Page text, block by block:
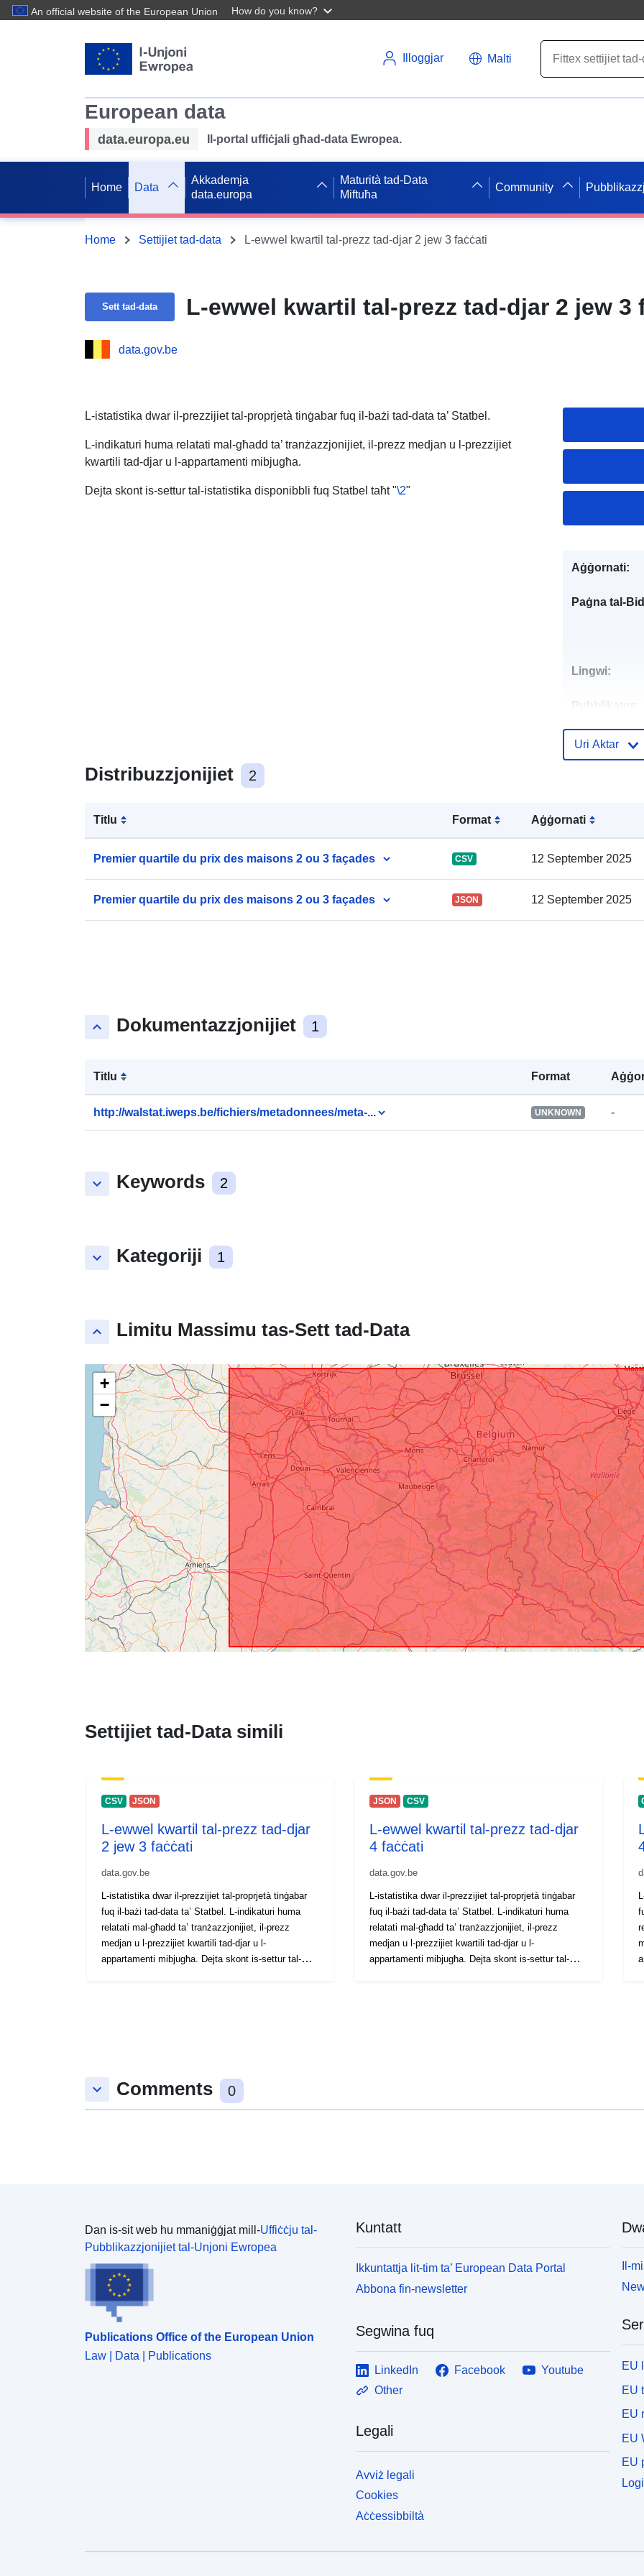
An official website of the European Union How do you know?
Illoggjar Malti
European data
data.europa.eu Il-portal uffiċjali għad-data Ewropea.
Home Data
Akkademja
data.europa
Maturità tad-Data
Miftuħa
Community
Home Settijiet tad-data L-ewwel kwartil tal-prezz tad-djar 2 jew 3 faċċati
Sett tad-data L-ewwel kwartil tal-prezz tad-djar 2 jew 3
data.gov.be
L-istatistika dwar il-prezzijiet tal-proprjetà tinġabar fuq il-bażi tad-data ta’ Statbel.
L-indikaturi huma relatati mal-għadd ta’ tranżazzjonijiet, il-prezz medjan u l-prezzijiet
kwartili tad-djar u l-appartamenti mibjugħa.
Dejta skont is-settur tal-istatistika disponibbli fuq Statbel taħt "\2"
Distribuzzjonijiet 2
Titlu Format Aġġornati
Premier quartile du prix des maisons 2 ou 3 façades CSV 12 September 2025
Premier quartile du prix des maisons 2 ou 3 façades JSON 12 September 2025
keyboard_arrow_up Dokumentazzjonijiet 1
Titlu Format
http://walstat.iweps.be/fichiers/metadonnees/meta-... UNKNOWN -
keyboard_arrow_down Keywords 2
keyboard_arrow_down Kategoriji 1
keyboard_arrow_up Limitu Massimu tas-Sett tad-Data
+
−
Aġġornati:
Paġna tal-
Lingwi:
Pubblikatur:
Punti ta'
Reġistru tal-
Aċċess:
Uri Aktar
Settijiet tad-Data simili
CSV JSON
L-ewwel kwartil tal-prezz tad-djar
2 jew 3 faċċati
data.gov.be
L-istatistika dwar il-prezzijiet tal-proprjetà tinġabar
fuq il-bażi tad-data ta’ Statbel. L-indikaturi huma
relatati mal-għadd ta’ tranżazzjonijiet, il-prezz
medjan u l-prezzijiet kwartili tad-djar u l-
appartamenti mibjugħa. Dejta skont is-settur tal-
JSON CSV
L-ewwel kwartil tal-prezz tad-djar
4 faċċati
data.gov.be
L-istatistika dwar il-prezzijiet tal-proprjetà tinġabar
fuq il-bażi tad-data ta’ Statbel. L-indikaturi huma
relatati mal-għadd ta’ tranżazzjonijiet, il-prezz
medjan u l-prezzijiet kwartili tad-djar u l-
appartamenti mibjugħa. Dejta skont is-settur tal-
keyboard_arrow_down Comments 0
Dan is-sit web hu mmaniġġjat mill-Uffiċċju tal-
Pubblikazzjonijiet tal-Unjoni Ewropea
Publications Office of the European Union
Law | Data | Publications
Kuntatt
Ikkuntattja lit-tim ta’ European Data Portal
Abbona fin-newsletter
Segwina fuq
LinkedIn Facebook
Youtube
Other
Legali
Avviż legali
Cookies
Aċċessibbiltà
Il-
EU
EU
EU
EU
EU